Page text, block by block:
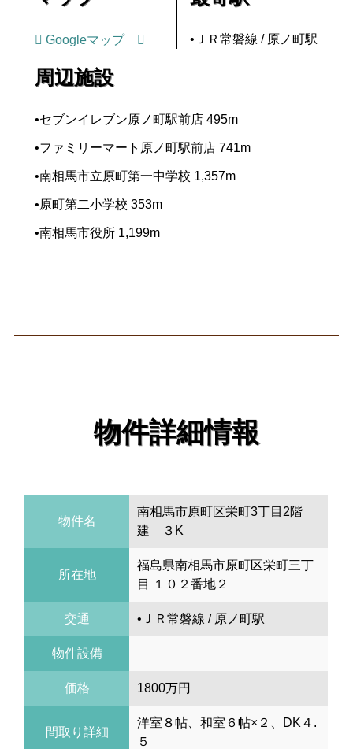
Googleマップ •ＪＲ常磐線 / 原ノ町駅
周辺施設
•セブンイレブン原ノ町駅前店 495m
•ファミリーマート原ノ町駅前店 741m
•南相馬市立原町第一中学校 1,357m
•原町第二小学校 353m
•南相馬市役所 1,199m
物件詳細情報
物件名
南相馬市原町区栄町3丁目2階
建 ３K
所在地
福島県南相馬市原町区栄町三丁
目 １０２番地２
交通 •ＪＲ常磐線 / 原ノ町駅
物件設備
価格 1800万円
間取り詳細
洋室８帖、和室６帖×２、DK４.
５